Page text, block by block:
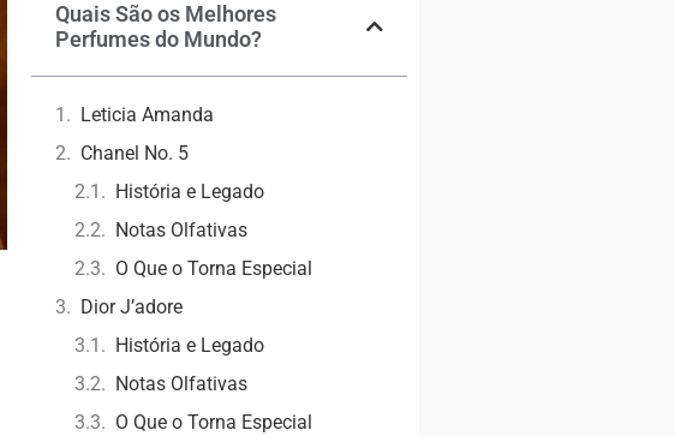
Quais São os Melhores
Perfumes do Mundo?
Leticia Amanda
Chanel No. 5
História e Legado
Notas Olfativas
O Que o Torna Especial
Dior J’adore
História e Legado
Notas Olfativas
O Que o Torna Especial